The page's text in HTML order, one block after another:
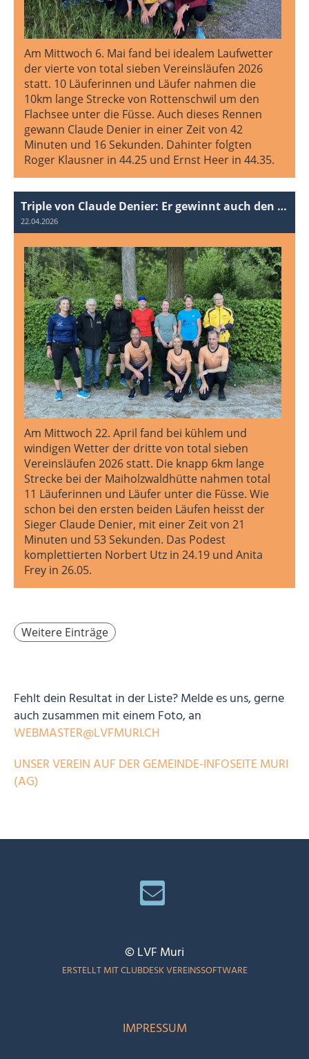
Am Mittwoch 6. Mai fand bei idealem Laufwetter
der vierte von total sieben Vereinsläufen 2026
statt. 10 Läuferinnen und Läufer nahmen die
10km lange Strecke von Rottenschwil um den
Flachsee unter die Füsse. Auch dieses Rennen
gewann Claude Denier in einer Zeit von 42
Minuten und 16 Sekunden. Dahinter folgten
Roger Klausner in 44.25 und Ernst Heer in 44.35.
Triple von Claude Denier: Er gewinnt auch den dritten Vereinslauf 2026!
22.04.2026
Am Mittwoch 22. April fand bei kühlem und
windigen Wetter der dritte von total sieben
Vereinsläufen 2026 statt. Die knapp 6km lange
Strecke bei der Maiholzwaldhütte nahmen total
11 Läuferinnen und Läufer unter die Füsse. Wie
schon bei den ersten beiden Läufen heisst der
Sieger Claude Denier, mit einer Zeit von 21
Minuten und 53 Sekunden. Das Podest
komplettierten Norbert Utz in 24.19 und Anita
Frey in 26.05.
Weitere Einträge
Fehlt dein Resultat in der Liste? Melde es uns, gerne
auch zusammen mit einem Foto, an
WEBMASTER@LVFMURI.CH
UNSER VEREIN AUF DER GEMEINDE-INFOSEITE MURI
(AG)
© LVF Muri
ERSTELLT MIT CLUBDESK VEREINSSOFTWARE
IMPRESSUM